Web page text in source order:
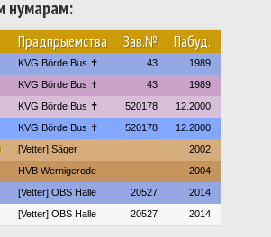
нумарам:
Прадпрыемства Зав.№ Пабуд.
KVG Börde Bus ✝︎ 43 1989
KVG Börde Bus ✝︎ 43 1989
KVG Börde Bus ✝︎ 520178 12.2000
KVG Börde Bus ✝︎ 520178 12.2000
[Vetter] Säger 2002
HVB Wernigerode 2004
[Vetter] OBS Halle 20527 2014
[Vetter] OBS Halle 20527 2014